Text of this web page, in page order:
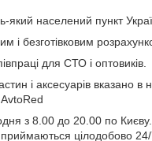
який населений пункт
і безготівковим
для СТО і оптовиків.
і аксесуарів вказано в
AvtoRed
з 8.00 до 20.00 по
приймаються цілодобово 24/